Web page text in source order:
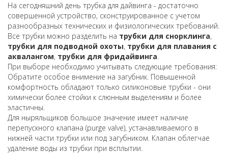
На сегодняшний день трубка для дайвинга - достаточно
совершенной устройство, сконструированное с учетом
разнообразных технических и физиологических требований.
Все трубки можно разделить на трубки для снорклинга,
трубки для подводной охоты, трубки для плавания с
аквалангом, трубки для фридайвинга.
При выборе необходимо учитывать следующие требования:
Обратите особое внимение на загубник. Повышенной
комфортность обладают только силиконовые трубки - они
химически более стойки к слюнным выделениям и более
эластичны.
Для ныряльщиков большое значение имеет наличие
перепускного клапана (purge valve), устанавливаемого в
нижней части трубки или под загубником. Клапан облегчае
удаление воды из трубки при всплытии.